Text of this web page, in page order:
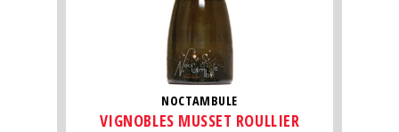
NOCTAMBULE
VIGNOBLES MUSSET ROULLIER